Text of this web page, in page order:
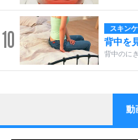
10 スキン
背中を
背中のに
1
ストレス
他人と
いっそ
動